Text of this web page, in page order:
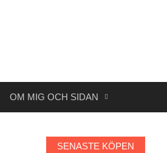
OM MIG OCH SIDAN
SENASTE KÖPEN